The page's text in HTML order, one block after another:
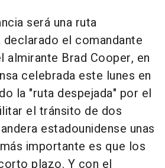
será una ruta
el comandante
almirante Brad Cooper, en
celebrada este lunes en
la "ruta despejada" por el
el tránsito de dos
estadounidense unas
importante es que los
plazo. Y con el